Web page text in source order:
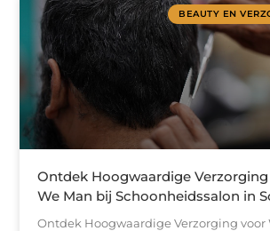
BEAUTY EN
Ontdek Hoogwaardige
We Man bij Schoonheidssalon in
Ontdek Hoogwaardige Verzorging voor